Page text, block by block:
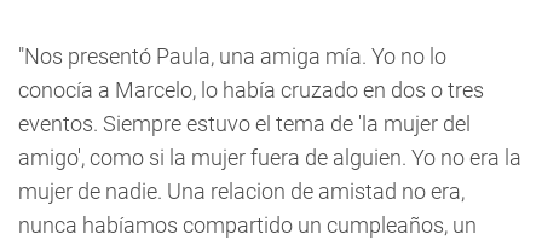
"Nos presentó Paula, una amiga mía. Yo no lo
conocía a Marcelo, lo había cruzado en dos o tres
eventos. Siempre estuvo el tema de 'la mujer del
amigo', como si la mujer fuera de alguien. Yo no era la
mujer de nadie. Una relacion de amistad no era,
nunca habíamos compartido un cumpleaños, un